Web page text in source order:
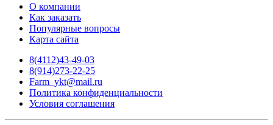
О компании
Как заказать
Популярные вопросы
Карта сайта
8(4112)43-49-03
8(914)273-22-25
Farm_ykt@mail.ru
Политика конфиденциальности
Условия соглашения